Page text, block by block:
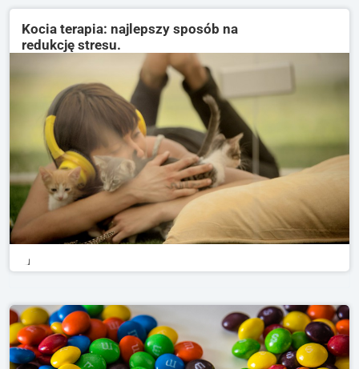
Kocia terapia: najlepszy sposób na
redukcję stresu.